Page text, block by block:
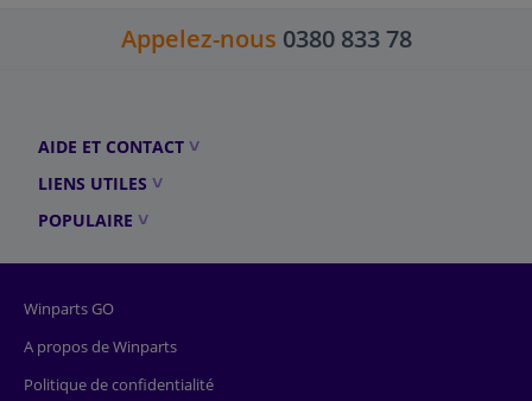
Appelez-nous 0380 833 78
AIDE ET CONTACT
LIENS UTILES
POPULAIRE
Winparts GO
A propos de Winparts
Politique de confidentialité